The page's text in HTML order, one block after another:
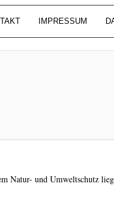
IMPRESSUM
Natur- und Umweltschutz